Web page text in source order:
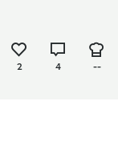
2 4 --